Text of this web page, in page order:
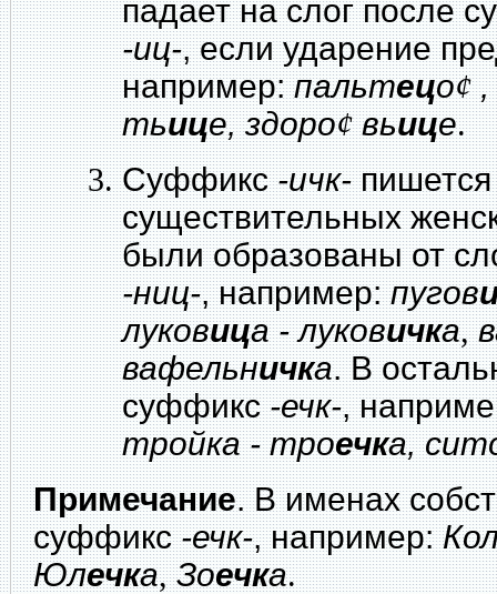
падает на слог после
-иц-, если ударение
например:пальтецо¢,
тьице, здоро¢вьице.
Суффикс-ичк-
существительных
были образованы от
-ниц-, например:пугов
луковица - луковичка,
вафельничка. В
суффикс-ечк-,
тройка - троечка,
Примечание. В именах
суффикс-ечк-, например:
Юлечка,Зоечка.